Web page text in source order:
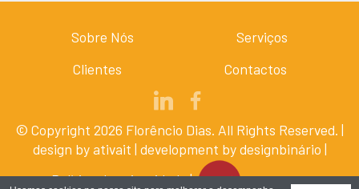
Sobre Nós
Serviços
Clientes
Contactos
© Copyright 2026 Florêncio Dias. All Rights Reserved. |
design byativait | development bydesignbinário |
Política de privacidade|